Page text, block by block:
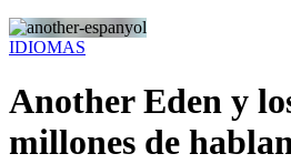
IDIOMAS
Another Eden y
millones de